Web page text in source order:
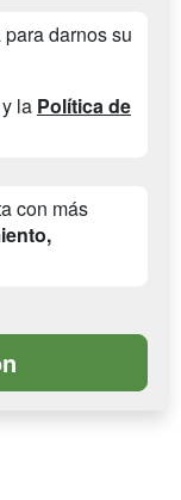
darnos su
y la Política de
con más